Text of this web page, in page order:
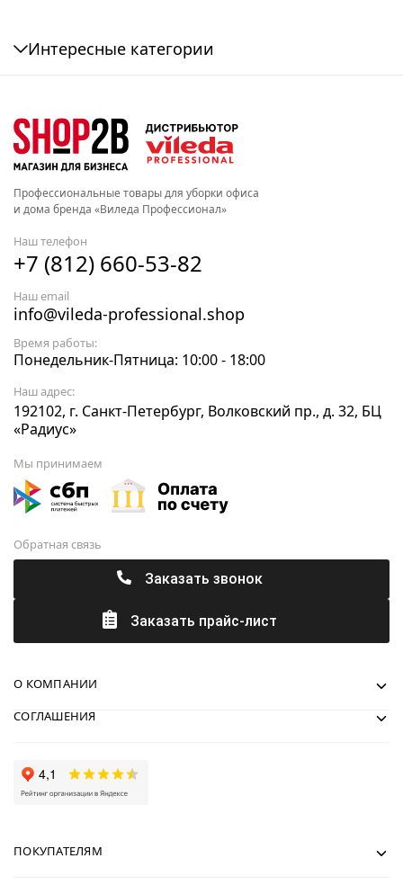
Интересные категории
Профессиональные товары для уборки офиса
и дома бренда «Виледа Профессионал»
Наш телефон
+7 (812) 660-53-82
Наш email
info@vileda-professional.shop
Время работы:
Понедельник-Пятница: 10:00 - 18:00
Наш адрес:
192102, г. Санкт-Петербург, Волковский пр., д. 32, БЦ
«Радиус»
Мы принимаем
Обратная связь
Заказать звонок
Заказать прайс-лист
О КОМПАНИИ
СОГЛАШЕНИЯ
ПОКУПАТЕЛЯМ